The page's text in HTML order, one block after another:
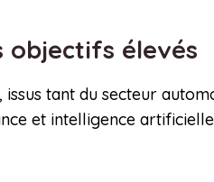
objectifs élevés
tant du secteur
et intelligence